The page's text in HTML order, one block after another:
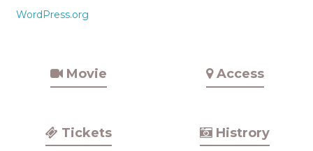
WordPress.org
Movie Access
Tickets Histrory